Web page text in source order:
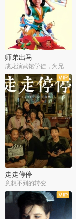
师弟出马
成龙演武馆学徒，为兄搏命战黑道
走走停停
意想不到的转变